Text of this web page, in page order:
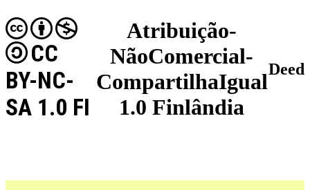
Atribuição-
NãoComercial-
CompartilhaIgual
1.0 Finlândia
CC
BY-NC-
SA 1.0 FI
Deed